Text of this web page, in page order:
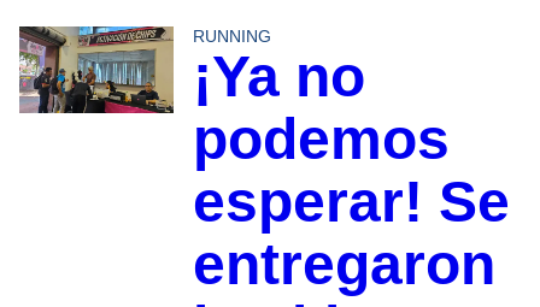
RUNNING
¡Ya no
podemos
esperar! Se
entregaron